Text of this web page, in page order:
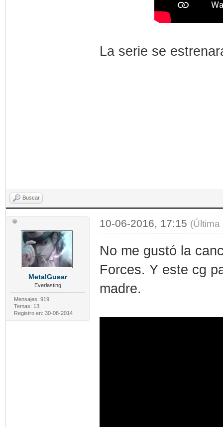
La serie se
Buscar
MetalGuear
Everlasting
Mensajes: 919
Temas: 13
Registro en: 30-08-2014
10-06-2016, 17:15
No me gustó la
Forces. Y este cg
madre.